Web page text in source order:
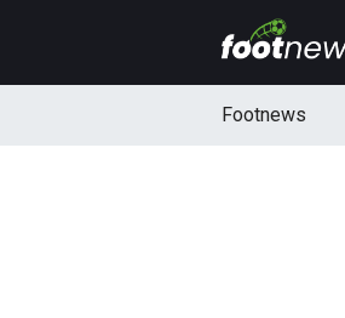
Footnews